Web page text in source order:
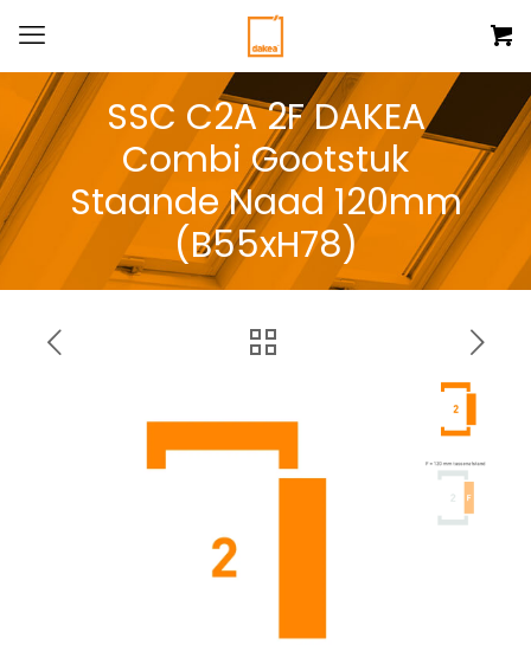
SSC C2A 2F DAKEA
Combi Gootstuk
Staande Naad 120mm
(B55xH78)